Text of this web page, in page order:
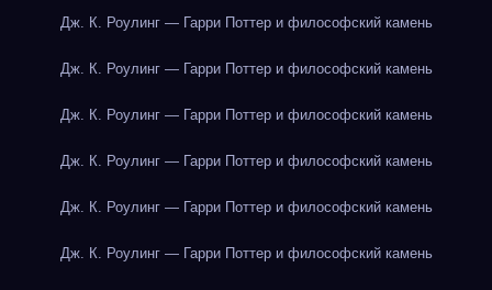
Дж. К. Роулинг — Гарри Поттер и философский камень
Дж. К. Роулинг — Гарри Поттер и философский камень
Дж. К. Роулинг — Гарри Поттер и философский камень
Дж. К. Роулинг — Гарри Поттер и философский камень
Дж. К. Роулинг — Гарри Поттер и философский камень
Дж. К. Роулинг — Гарри Поттер и философский камень